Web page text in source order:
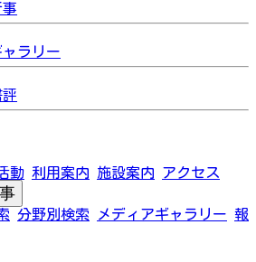
ャラリー
動 利用案内 施設案内 アクセス
分野別検索 メディアギャラリー 報